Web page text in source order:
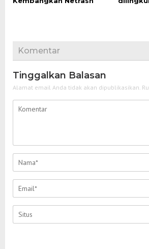
Komentar
Tinggalkan Balasan
Alamat email Anda tidak akan dipublikasikan.